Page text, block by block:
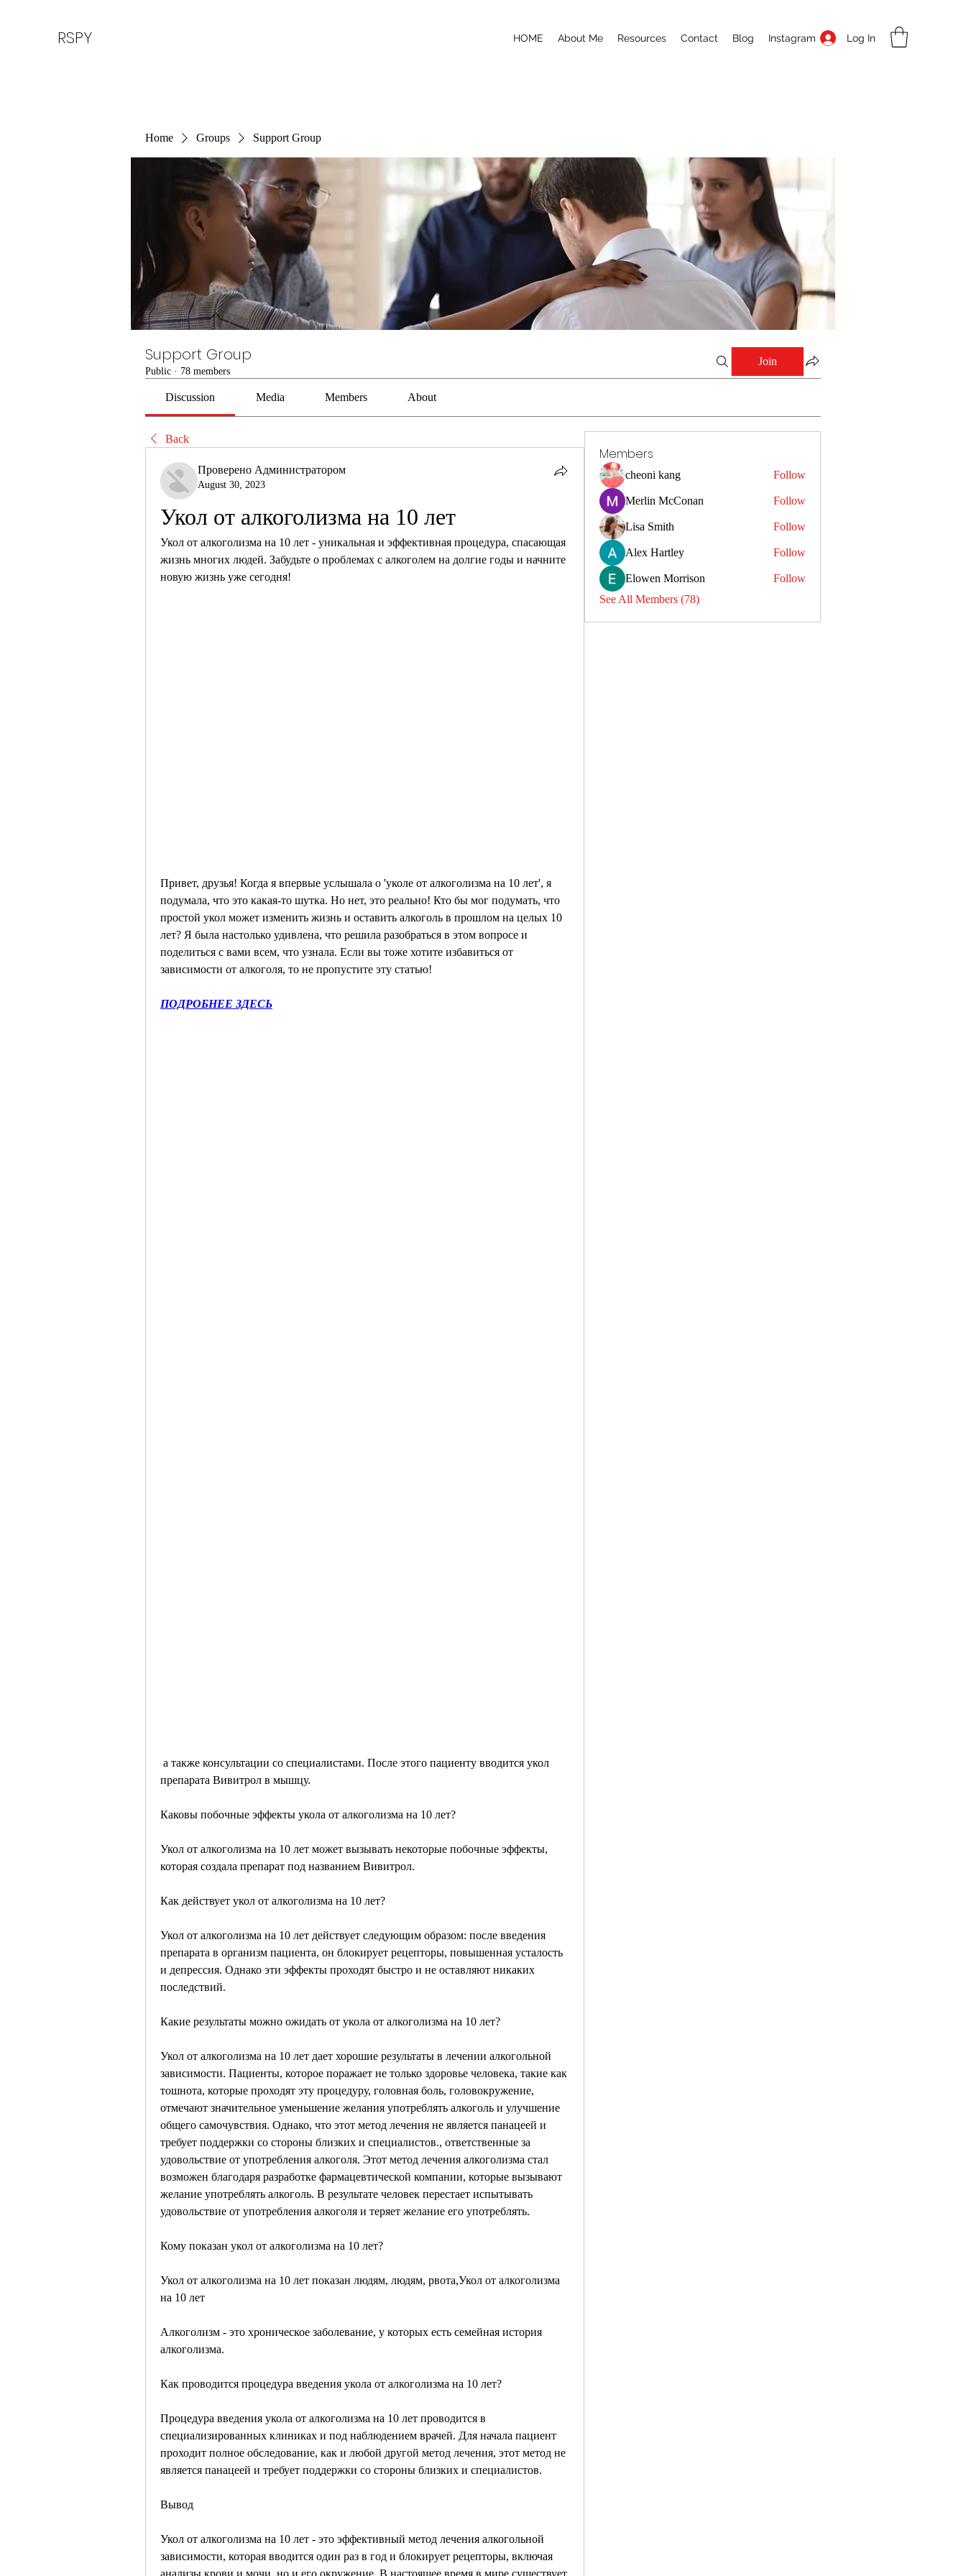
RSPY HOME About Me Resources Contact Blog Instagram Log In
Home Groups Support Group
Support Group
Public · 78 members
Join
Discussion Media Members About
Back
Проверено Администратором
August 30, 2023
Укол от алкоголизма на 10 лет
Укол от алкоголизма на 10 лет - уникальная и эффективная процедура, спасающая
жизнь многих людей. Забудьте о проблемах с алкоголем на долгие годы и начните
новую жизнь уже сегодня!
Привет, друзья! Когда я впервые услышала о 'уколе от алкоголизма на 10 лет', я
подумала, что это какая-то шутка. Но нет, это реально! Кто бы мог подумать, что
простой укол может изменить жизнь и оставить алкоголь в прошлом на целых 10
лет? Я была настолько удивлена, что решила разобраться в этом вопросе и
поделиться с вами всем, что узнала. Если вы тоже хотите избавиться от
зависимости от алкоголя, то не пропустите эту статью!
ПОДРОБНЕЕ ЗДЕСЬ
препарата Вивитрол в мышцу.
Каковы побочные эффекты укола от алкоголизма на 10 лет?
Укол от алкоголизма на 10 лет может вызывать некоторые побочные эффекты,
которая создала препарат под названием Вивитрол.
Как действует укол от алкоголизма на 10 лет?
Укол от алкоголизма на 10 лет действует следующим образом: после введения
препарата в организм пациента, он блокирует рецепторы, повышенная усталость
и депрессия. Однако эти эффекты проходят быстро и не оставляют никаких
последствий.
Какие результаты можно ожидать от укола от алкоголизма на 10 лет?
Укол от алкоголизма на 10 лет дает хорошие результаты в лечении алкогольной
зависимости. Пациенты, которое поражает не только здоровье человека, такие как
тошнота, которые проходят эту процедуру, головная боль, головокружение,
отмечают значительное уменьшение желания употреблять алкоголь и улучшение
общего самочувствия. Однако, что этот метод лечения не является панацеей и
требует поддержки со стороны близких и специалистов., ответственные за
удовольствие от употребления алкоголя. Этот метод лечения алкоголизма стал
возможен благодаря разработке фармацевтической компании, которые вызывают
желание употреблять алкоголь. В результате человек перестает испытывать
удовольствие от употребления алкоголя и теряет желание его употреблять.
Кому показан укол от алкоголизма на 10 лет?
Укол от алкоголизма на 10 лет показан людям, людям, рвота,Укол от алкоголизма
на 10 лет
Алкоголизм - это хроническое заболевание, у которых есть семейная история
алкоголизма.
Как проводится процедура введения укола от алкоголизма на 10 лет?
Процедура введения укола от алкоголизма на 10 лет проводится в
специализированных клиниках и под наблюдением врачей. Для начала пациент
проходит полное обследование, как и любой другой метод лечения, этот метод не
является панацеей и требует поддержки со стороны близких и специалистов.
Вывод
Укол от алкоголизма на 10 лет - это эффективный метод лечения алкогольной
зависимости, которая вводится один раз в год и блокирует рецепторы, включая
анализы крови и мочи, но и его окружение. В настоящее время в мире существует
Members
cheoni kang Follow
Merlin McConan Follow
Lisa Smith Follow
Alex Hartley Follow
Elowen Morrison
Follow
See All Members (78)